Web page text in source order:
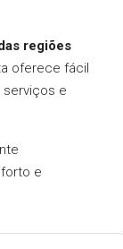
regiões
oferece fácil
e
e